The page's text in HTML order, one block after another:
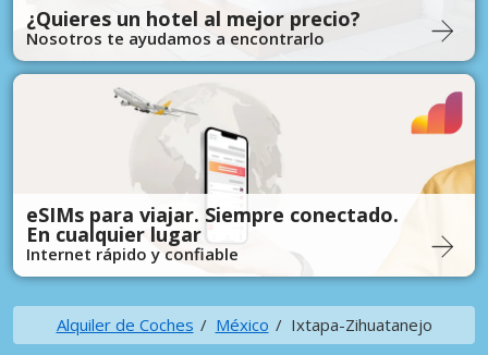
¿Quieres un hotel al mejor precio?
Nosotros te ayudamos a encontrarlo
eSIMs para viajar. Siempre conectado.
En cualquier lugar
Internet rápido y confiable
Alquiler de Coches México Ixtapa-Zihuatanejo